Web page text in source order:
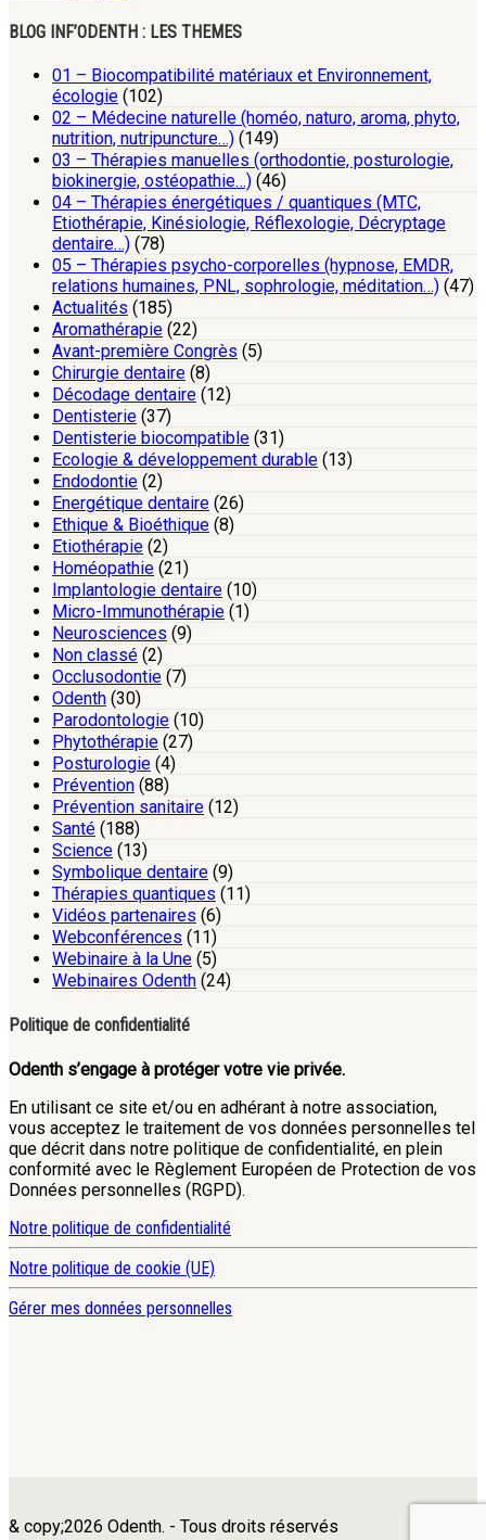
BLOG INF’ODENTH : LES THEMES
01 – Biocompatibilité matériaux et Environnement,
écologie (102)
02 – Médecine naturelle (homéo, naturo, aroma, phyto,
nutrition, nutripuncture…) (149)
03 – Thérapies manuelles (orthodontie, posturologie,
biokinergie, ostéopathie…) (46)
04 – Thérapies énergétiques / quantiques (MTC,
Etiothérapie, Kinésiologie, Réflexologie, Décryptage
dentaire…) (78)
05 – Thérapies psycho-corporelles (hypnose, EMDR,
relations humaines, PNL, sophrologie, méditation…) (47)
Actualités (185)
Aromathérapie (22)
Avant-première Congrès (5)
Chirurgie dentaire (8)
Décodage dentaire (12)
Dentisterie (37)
Dentisterie biocompatible (31)
Ecologie & développement durable (13)
Endodontie (2)
Energétique dentaire (26)
Ethique & Bioéthique (8)
Etiothérapie (2)
Homéopathie (21)
Implantologie dentaire (10)
Micro-Immunothérapie (1)
Neurosciences (9)
Non classé (2)
Occlusodontie (7)
Odenth (30)
Parodontologie (10)
Phytothérapie (27)
Posturologie (4)
Prévention (88)
Prévention sanitaire (12)
Santé (188)
Science (13)
Symbolique dentaire (9)
Thérapies quantiques (11)
Vidéos partenaires (6)
Webconférences (11)
Webinaire à la Une (5)
Webinaires Odenth (24)
Politique de confidentialité
Odenth s’engage à protéger votre vie privée.
En utilisant ce site et/ou en adhérant à notre association,
vous acceptez le traitement de vos données personnelles tel
que décrit dans notre politique de confidentialité, en plein
conformité avec le Règlement Européen de Protection de vos
Données personnelles (RGPD).
Notre politique de confidentialité
Notre politique de cookie (UE)
Gérer mes données personnelles
& copy;2026 Odenth. - Tous droits réservés